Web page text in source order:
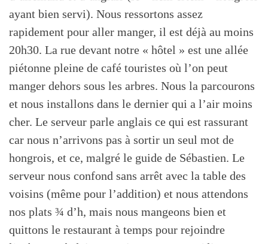
ayant bien servi). Nous ressortons assez
rapidement pour aller manger, il est déjà au moins
20h30. La rue devant notre « hôtel » est une allée
piétonne pleine de café touristes où l’on peut
manger dehors sous les arbres. Nous la parcourons
et nous installons dans le dernier qui a l’air moins
cher. Le serveur parle anglais ce qui est rassurant
car nous n’arrivons pas à sortir un seul mot de
hongrois, et ce, malgré le guide de Sébastien. Le
serveur nous confond sans arrêt avec la table des
voisins (même pour l’addition) et nous attendons
nos plats ¾ d’h, mais nous mangeons bien et
quittons le restaurant à temps pour rejoindre